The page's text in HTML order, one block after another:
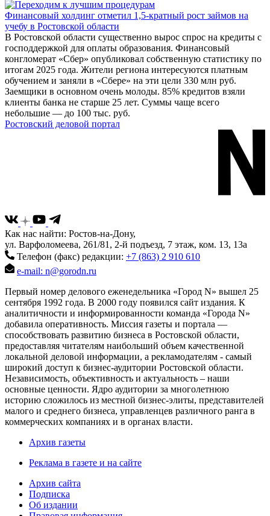
Финансовый холдинг отметил 1,5-кратный рост займов на
учебу в Ростовской области
В Ростовской области существенно вырос спрос на кредиты с
господдержкой для оплаты образования. Финансовый
конгломерат «Сбер» опубликовал собственную статистику по
итогам 2025 года. Жители региона интересуются платным
обучением и заняли в «Сбере» на эти цели 330 млн руб.
Заемщики в основном очень молоды. 85% кредитов взяли
клиенты банка не старше 25 лет. Суммы чаще всего
небольшие — до 100 тыс. руб.
Ростовский деловой портал
Как нас найти: Ростов-на-Дону,
ул. Варфоломеева, 261/81, 2-й подъезд, 7 этаж, ком. 13, 13а
Телефон (факс) редакции: +7 (863) 2 910 610
e-mail: n@gorodn.ru
Первый номер делового еженедельника «Город N» вышел 25
сентября 1992 года. В 2000 году появился сайт издания. К
аналитичности и информированности команда «Города N»
добавила оперативность. Миссия газеты и портала —
способствовать развитию бизнеса в Ростовской области,
предоставляя читателям наибольший объем качественной
локальной деловой информации, а рекламодателям - самый
широкий доступ к бизнес-аудитории Ростовской области.
Независимость, объективность и актуальность – наши
основные ценности. Ядро аудитории за многолетнюю
историю сложилось из местной бизнес-элиты, представителей
малого и среднего бизнеса, управленцев различного ранга в
коммерческих компаниях и в органах власти.
Архив газеты
Реклама в газете и на сайте
Архив сайта
Подписка
Об издании